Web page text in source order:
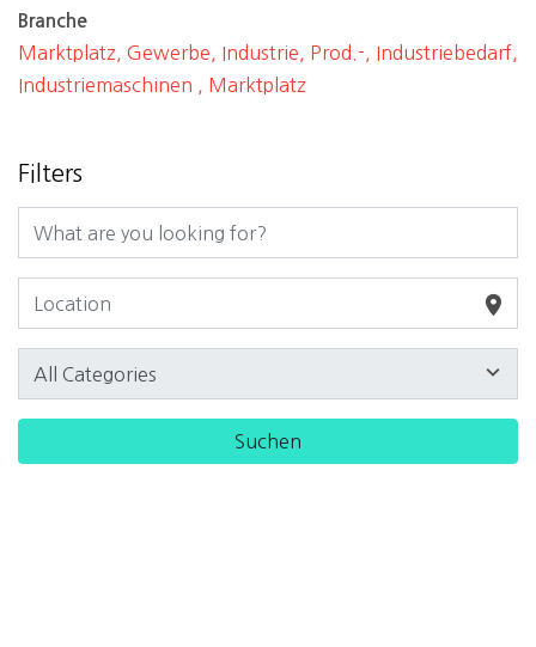
Branche
Marktplatz, Gewerbe, Industrie, Prod.-, Industriebedarf,
Industriemaschinen , Marktplatz
Filters